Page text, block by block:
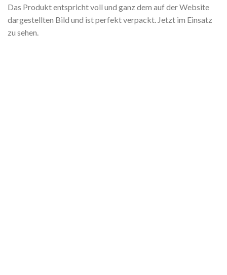
Das Produkt entspricht voll und ganz dem auf der Website
dargestellten Bild und ist perfekt verpackt. Jetzt im Einsatz
zu sehen.